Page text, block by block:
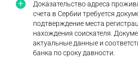
Доказательство адреса
счета в Сербии требуется
подтверждение места
нахождения соискателя.
актуальные данные и
банка по сроку давности.